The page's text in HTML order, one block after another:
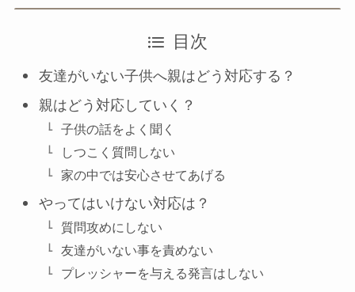
目次
友達がいない子供へ親はどう対応する？
親はどう対応していく？
子供の話をよく聞く
しつこく質問しない
家の中では安心させてあげる
やってはいけない対応は？
質問攻めにしない
友達がいない事を責めない
プレッシャーを与える発言はしない